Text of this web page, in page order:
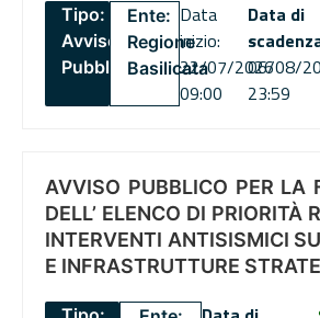
Tipo:
Avviso
Pubblico
Ente:
Regione
Basilicata
Data
inizio:
22/07/2026
09:00
Data di
06/08/
23:59
AVVISO PUBBLICO PER LA
DELL’ ELENCO DI PRIORITÀ
INTERVENTI ANTISISMICI
E INFRASTRUTTURE